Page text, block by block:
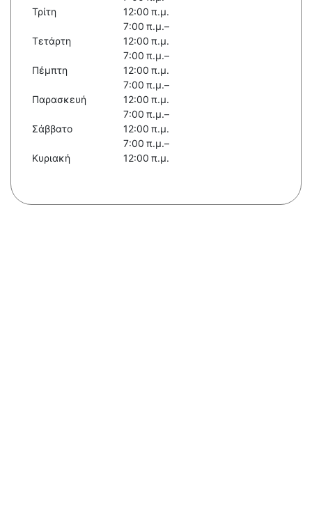
Τρίτη
12:00 π.μ.
Τετάρτη
7:00 π.μ.–
12:00 π.μ.
Πέμπτη
7:00 π.μ.–
12:00 π.μ.
Παρασκευή
7:00 π.μ.–
12:00 π.μ.
Σάββατο
7:00 π.μ.–
12:00 π.μ.
Κυριακή
7:00 π.μ.–
12:00 π.μ.